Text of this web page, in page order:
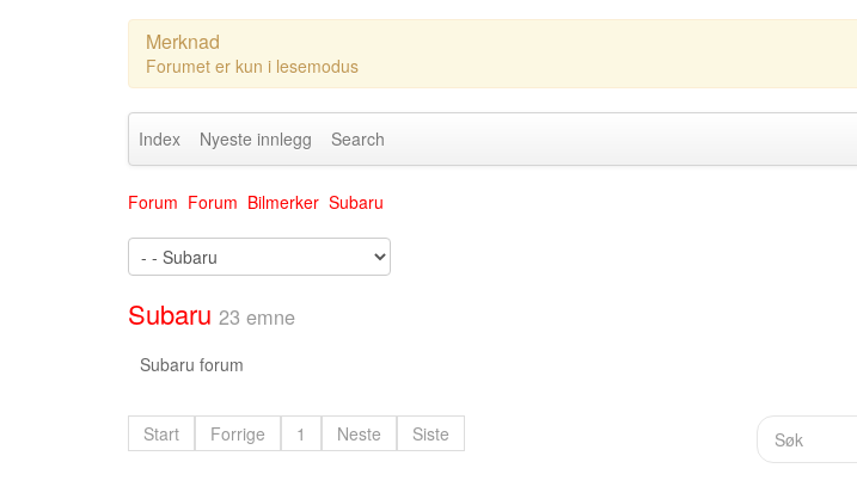
Merknad
Forumet er kun i lesemodus
Index Nyeste innlegg Search
Forum Forum Bilmerker Subaru
Subaru 23 emne
Subaru forum
Start Forrige 1 Neste Siste